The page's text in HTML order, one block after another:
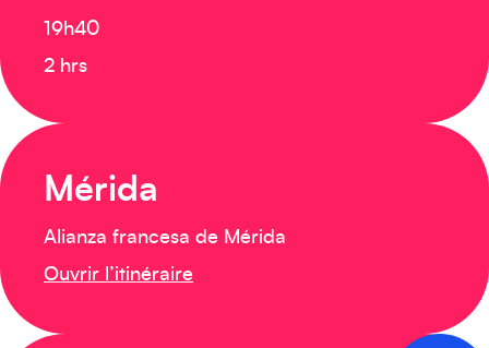
19h40
2 hrs
Mérida
Alianza francesa de Mérida
Ouvrir l’itinéraire